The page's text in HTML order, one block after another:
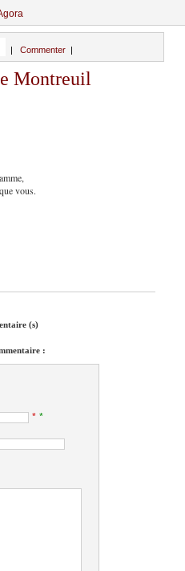
Commenter
Montreuil
vous.
(s)
:
* *